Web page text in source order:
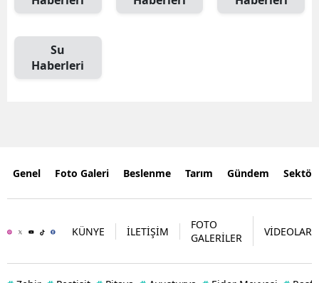
Su
Haberleri
Genel Foto Galeri Beslenme Tarım Gündem
KÜNYE İLETİŞİM
FOTO
GALERİLER
VİDEOLAR